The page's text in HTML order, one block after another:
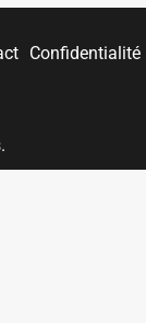
Confidentialité